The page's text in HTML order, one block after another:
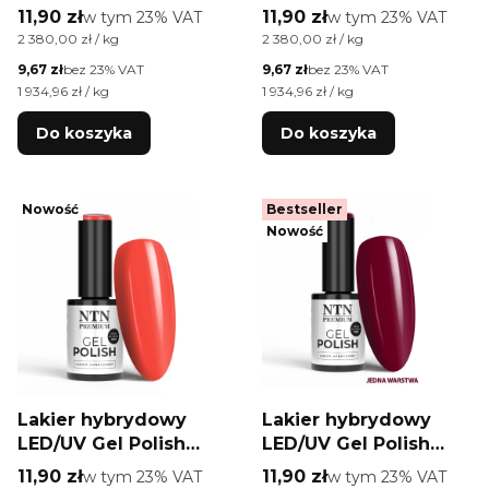
Blues Nr 503 Limited
Edition NTN Premium
5g
Cena brutto
11,90 złw tym %s VAT
w tym 23% VAT
Cena jednostkowa brutto
2 380,00 zł / kg
Cena netto
9,67 złbez 23% VAT
Cena jednostkowa netto
1 934,96 zł / kg
Do koszyka
NTN Premium Limited
Edition Nr 343
5g
Cena brutto
11,90 złw tym %s VAT
w tym 23% VAT
Cena jednostkowa brutto
2 380,00 zł / kg
Cena netto
9,67 złbez 23% VAT
Cena jednostkowa netto
1 934,96 zł / kg
Do koszyka
Nowość
Lakier hybrydowy
LED/UV Gel Polish
NTN Premium
Cena brutto
11,90 złw tym %s VAT
w tym 23% VAT
Bestseller
Nowość
Lakier hybrydowy
LED/UV Gel Polish
Reds Nr 571 Limited
Cena brutto
11,90 złw tym %s VAT
w tym 23% VAT